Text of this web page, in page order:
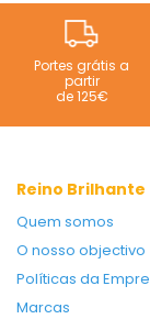
Portes grátis a
partir
de 125€
Reino Brilhante
Quem somos
O nosso objectivo
Políticas da
Marcas